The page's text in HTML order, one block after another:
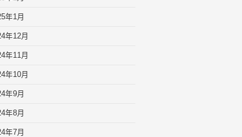
年1月
年12月
年11月
年10月
年9月
年8月
年7月